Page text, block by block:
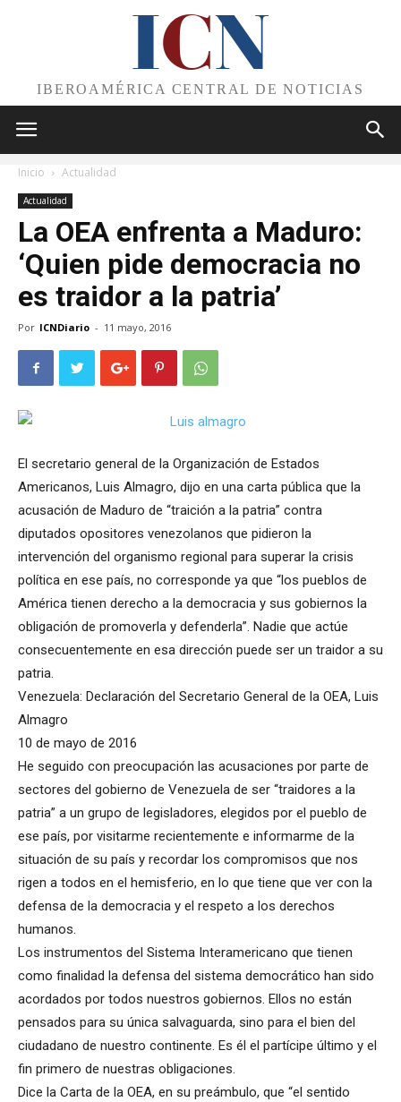
ICN
IBEROAMÉRICA CENTRAL DE NOTICIAS
Inicio Actualidad
Actualidad
La OEA enfrenta a Maduro:
‘Quien pide democracia no
es traidor a la patria’
Por ICNDiario - 11 mayo, 2016
El secretario general de la Organización de Estados
Americanos, Luis Almagro, dijo en una carta pública que la
acusación de Maduro de “traición a la patria” contra
diputados opositores venezolanos que pidieron la
intervención del organismo regional para superar la crisis
política en ese país, no corresponde ya que “los pueblos de
América tienen derecho a la democracia y sus gobiernos la
obligación de promoverla y defenderla”. Nadie que actúe
consecuentemente en esa dirección puede ser un traidor a su
patria.
Venezuela: Declaración del Secretario General de la OEA, Luis
Almagro
10 de mayo de 2016
He seguido con preocupación las acusaciones por parte de
sectores del gobierno de Venezuela de ser “traidores a la
patria” a un grupo de legisladores, elegidos por el pueblo de
ese país, por visitarme recientemente e informarme de la
situación de su país y recordar los compromisos que nos
rigen a todos en el hemisferio, en lo que tiene que ver con la
defensa de la democracia y el respeto a los derechos
humanos.
Los instrumentos del Sistema Interamericano que tienen
como finalidad la defensa del sistema democrático han sido
acordados por todos nuestros gobiernos. Ellos no están
pensados para su única salvaguarda, sino para el bien del
ciudadano de nuestro continente. Es él el partícipe último y el
fin primero de nuestras obligaciones.
Dice la Carta de la OEA, en su preámbulo, que “el sentido